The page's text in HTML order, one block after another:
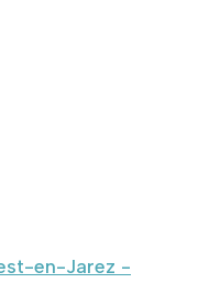
en-Jarez -